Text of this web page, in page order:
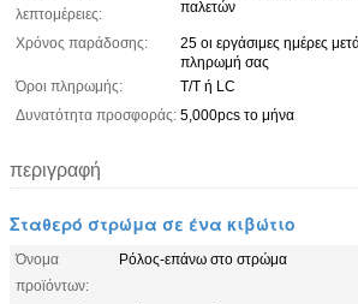
λεπτομέρειες:
παλετών
Χρόνος παράδοσης:
25 οι εργάσιμες ημέρες
πληρωμή σας
Όροι πληρωμής:
T/T ή LC
Δυνατότητα προσφοράς: 5,000pcs το μήνα
περιγραφή
Σταθερό στρώμα σε ένα κιβώτιο
Όνομα
προϊόντων:
Ρόλος-επάνω στο στρώμα